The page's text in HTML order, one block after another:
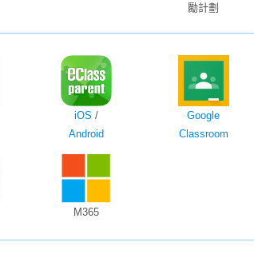
勵計劃
iOS /
Android
M365
Google
Classroom